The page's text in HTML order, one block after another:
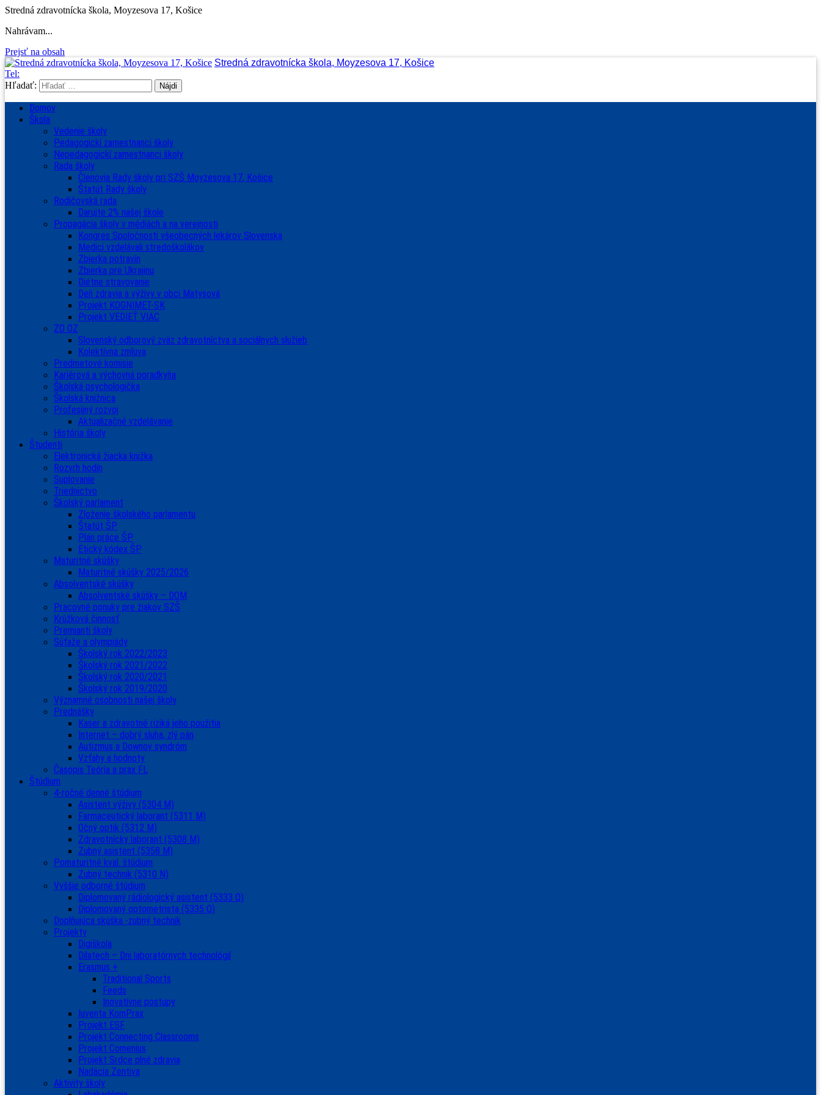
Stredná zdravotnícka škola, Moyzesova 17, Košice
Nahrávam...
Prejsť na obsah
Stredná zdravotnícka škola, Moyzesova 17, Košice
Tel:
Hľadať:
Domov
Škola
Vedenie školy
Pedagogickí zamestnanci školy
Nepedagogickí zamestnanci školy
Rada školy
Členovia Rady školy pri SZŠ Moyzesova 17, Košice
Štatút Rady školy
Rodičovská rada
Darujte 2% našej škole
Propagácia školy v médiách a na verejnosti
Kongres Spoločnosti všeobecných lekárov Slovenska
Medici vzdelávali stredoškolákov
Zbierka potravín
Zbierka pre Ukrajinu
Diétne stravovanie
Deň zdravia a výživy v obci Matysová
Projekt KOGNIMET-SK
Projekt VEDIEŤ VIAC
ZO OZ
Slovenský odborový zväz zdravotníctva a sociálnych služieb
Kolektívna zmluva
Predmetové komisie
Kariérová a výchovná poradkyňa
Školská psychologička
Školská knižnica
Profesijný rozvoj
Aktualizačné vzdelávanie
História školy
Študenti
Elektronická žiacka knižka
Rozvrh hodín
Suplovanie
Triednictvo
Školský parlament
Zloženie školského parlamentu
Štatút ŠP
Plán práce ŠP
Etický kódex ŠP
Maturitné skúšky
Maturitné skúšky 2025/2026
Absolventské skúšky
Absolventské skúšky – DOM
Pracovné ponuky pre žiakov SZŠ
Krúžková činnosť
Premianti školy
Súťaže a olympiády
Školský rok 2022/2023
Školský rok 2021/2022
Školský rok 2020/2021
Školský rok 2019/2020
Významné osobnosti našej školy
Prednášky
Kaser a zdravotné riziká jeho použitia
Internet – dobrý sluha, zlý pán
Autizmus a Downov syndróm
Vzťahy a hodnoty
Časopis Teória a prax FL
Štúdium
4-ročné denné štúdium
Asistent výživy (5304 M)
Farmaceutický laborant (5311 M)
Očný optik (5312 M)
Zdravotnícky laborant (5308 M)
Zubný asistent (5358 M)
Pomaturitné kval. štúdium
Zubný technik (5310 N)
Vyššie odborné štúdium
Diplomovaný rádiologický asistent (5333 Q)
Diplomovaný optometrista (5335 Q)
Doplňujúca skúška -zubný technik
Projekty
Digiškola
Dilatech – Dni laboratórnych technológií
Erasmus +
Traditional Sports
Feeds
Inovatívne postupy
Iuventa KomPrax
Projekt ESF
Projekt Connecting Classrooms
Projekt Comenius
Projekt Srdce plné zdravia
Nadácia Zentiva
Aktivity školy